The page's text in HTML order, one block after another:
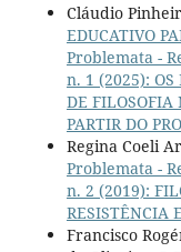
Cláudio
EDUCATIVO
Problemata -
n. 1 (2025): OS
DE FILOSOFIA
PARTIR DO
Regina Coeli
Problemata -
n. 2 (2019):
RESISTÊNCIA
Francisco